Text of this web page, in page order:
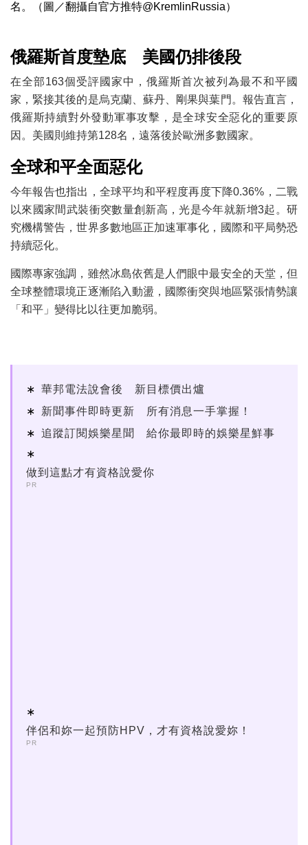
名。（圖／翻攝自官方推特@KremlinRussia）
俄羅斯首度墊底 美國仍排後段
在全部163個受評國家中，俄羅斯首次被列為最不和平國
家，緊接其後的是烏克蘭、蘇丹、剛果與葉門。報告直言，
俄羅斯持續對外發動軍事攻擊，是全球安全惡化的重要原
因。美國則維持第128名，遠落後於歐洲多數國家。
全球和平全面惡化
今年報告也指出，全球平均和平程度再度下降0.36%，二戰
以來國家間武裝衝突數量創新高，光是今年就新增3起。研
究機構警告，世界多數地區正加速軍事化，國際和平局勢恐
持續惡化。
國際專家強調，雖然冰島依舊是人們眼中最安全的天堂，但
全球整體環境正逐漸陷入動盪，國際衝突與地區緊張情勢讓
「和平」變得比以往更加脆弱。
華邦電法說會後 新目標價出爐
新聞事件即時更新 所有消息一手掌握！
追蹤訂閱娛樂星聞 給你最即時的娛樂星鮮事
做到這點才有資格說愛你
PR
伴侶和妳一起預防HPV，才有資格說愛妳！
PR